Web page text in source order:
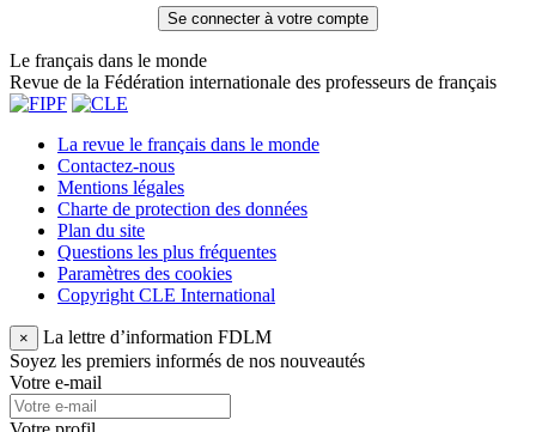
Le français dans le monde
Revue de la Fédération internationale des professeurs de français
La revue le français dans le monde
Contactez-nous
Mentions légales
Charte de protection des données
Plan du site
Questions les plus fréquentes
Paramètres des cookies
Copyright CLE International
×
La lettre d’information FDLM
Soyez les premiers informés de nos nouveautés
Votre e-mail